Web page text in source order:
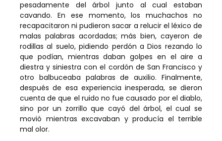
pesadamente del árbol junto al cual estaban
cavando. En ese momento, los muchachos no
recapacitaron ni pudieron sacar a relucir el léxico de
malas palabras acordadas; más bien, cayeron de
rodillas al suelo, pidiendo perdón a Dios rezando lo
que podían, mientras daban golpes en el aire a
diestra y siniestra con el cordón de San Francisco y
otro balbuceaba palabras de auxilio. Finalmente,
después de esa experiencia inesperada, se dieron
cuenta de que el ruido no fue causado por el diablo,
sino por un zorrillo que cayó del árbol, el cual se
movió mientras excavaban y producía el terrible
mal olor.